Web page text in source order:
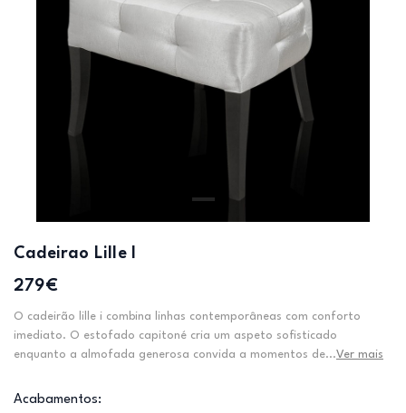
Cadeirao Lille I
279€
O cadeirão lille i combina linhas contemporâneas com conforto
imediato. O estofado capitoné cria um aspeto sofisticado
enquanto a almofada generosa convida a momentos de...Ver mais
Acabamentos: